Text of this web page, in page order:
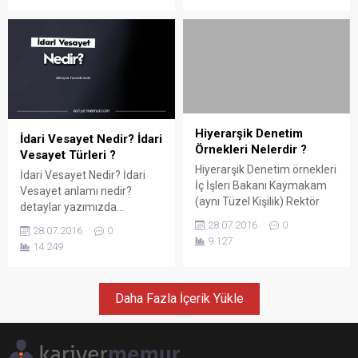
yanıt A dır. 2. Özel faktörler
modeli ile ilgili olarak
aşağıdakilerden...
İdari Vesayet Nedir? İdari
Vesayet Türleri ?
İdari Vesayet Nedir? İdari
Vesayet anlamı nedir?
detaylar yazımızda...
28.07.2016
0
14.249
Hiyerarşik Denetim
Örnekleri Nelerdir ?
Hiyerarşik Denetim örnekleri
İç İşleri Bakanı Kaymakam
(aynı Tüzel Kişilik) Rektör
Hiyerarşik üstün astın
işlemlerini üzerindeki
onamamak, İptal etmek,
Ertelemek, Değiştirmek, Geri
almak, Hiyerarşik Denetim
28.07.2016
0
9.127
Daha Fazla İçerik Yükle